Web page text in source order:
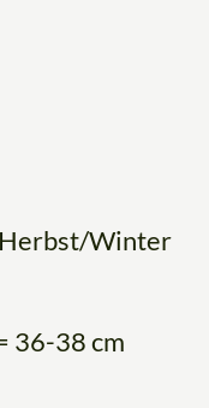
Winter
36-38 cm